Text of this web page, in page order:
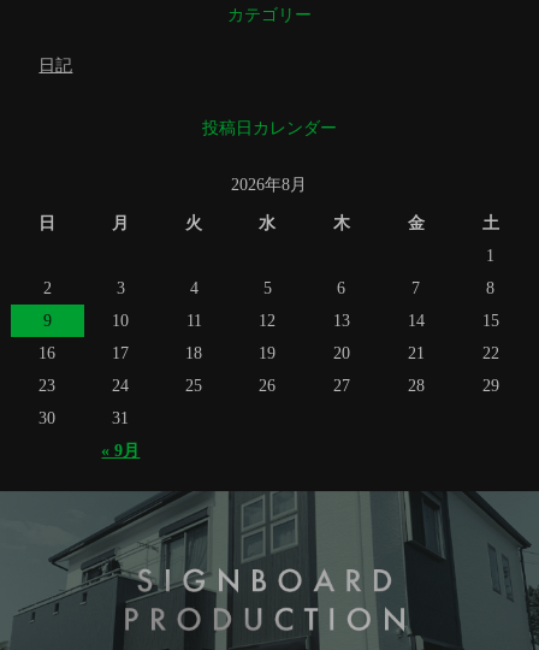
カテゴリー
日記
投稿日カレンダー
2026年8月
日 月 火 水 木 金 土
« 9月
1
2
3 4 5 6 7
8
9
10 11 12 13 14
15
16
17 18 19 20 21
22
23
24 25 26 27 28
29
30
31